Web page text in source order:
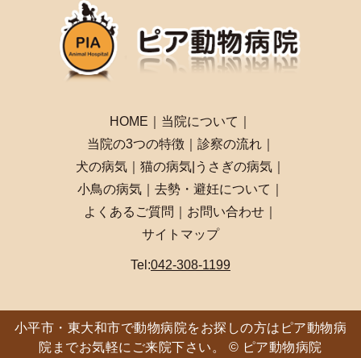
HOME 当院について
当院の3つの特徴｜ 診察の流れ｜
犬の病気
猫の病気 うさぎの病気
小鳥の病気
去勢・避妊について
よくあるご質問
お問い合わせ
サイトマップ
Tel:042-308-1199
小平市・東大和市で動物病院をお探しの方はピア動物病
院までお気軽にご来院下さい。 © ピア動物病院